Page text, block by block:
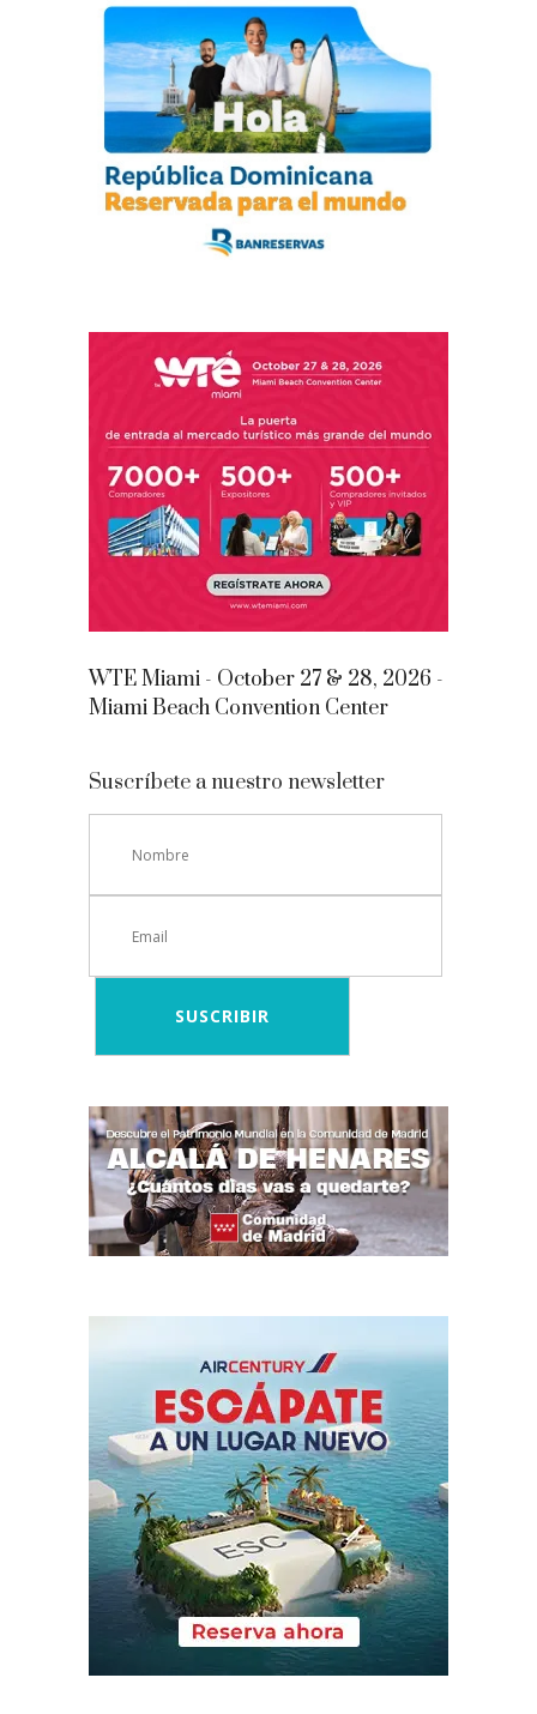
WTE Miami - October 27 & 28, 2026 -
Miami Beach Convention Center
Suscríbete a nuestro newsletter